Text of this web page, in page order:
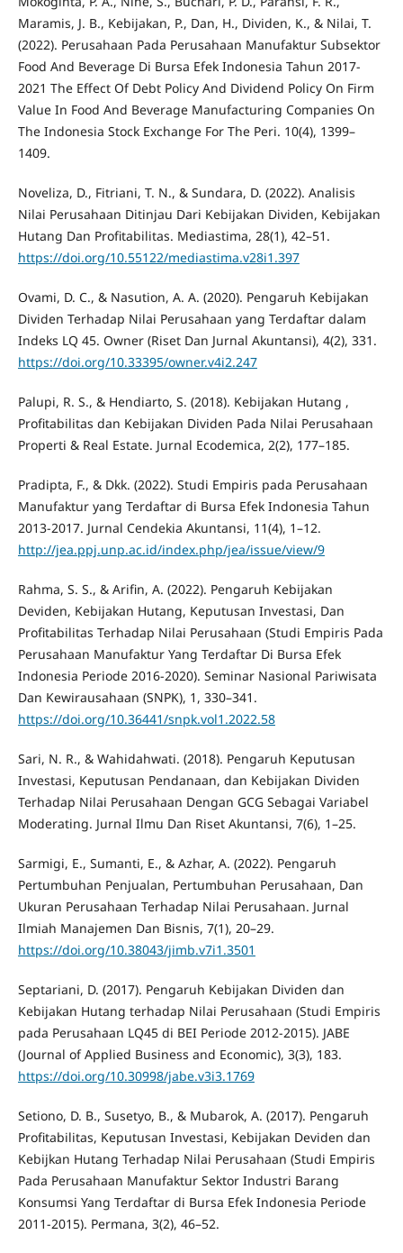
Maramis, J. B., Kebijakan, P., Dan, H., Dividen, K., & Nilai, T.
(2022). Perusahaan Pada Perusahaan Manufaktur Subsektor
Food And Beverage Di Bursa Efek Indonesia Tahun 2017-
2021 The Effect Of Debt Policy And Dividend Policy On Firm
Value In Food And Beverage Manufacturing Companies On
The Indonesia Stock Exchange For The Peri. 10(4), 1399–
1409.
Noveliza, D., Fitriani, T. N., & Sundara, D. (2022). Analisis
Nilai Perusahaan Ditinjau Dari Kebijakan Dividen, Kebijakan
Hutang Dan Profitabilitas. Mediastima, 28(1), 42–51.
https://doi.org/10.55122/mediastima.v28i1.397
Ovami, D. C., & Nasution, A. A. (2020). Pengaruh Kebijakan
Dividen Terhadap Nilai Perusahaan yang Terdaftar dalam
Indeks LQ 45. Owner (Riset Dan Jurnal Akuntansi), 4(2), 331.
https://doi.org/10.33395/owner.v4i2.247
Palupi, R. S., & Hendiarto, S. (2018). Kebijakan Hutang ,
Profitabilitas dan Kebijakan Dividen Pada Nilai Perusahaan
Properti & Real Estate. Jurnal Ecodemica, 2(2), 177–185.
Pradipta, F., & Dkk. (2022). Studi Empiris pada Perusahaan
Manufaktur yang Terdaftar di Bursa Efek Indonesia Tahun
2013-2017. Jurnal Cendekia Akuntansi, 11(4), 1–12.
http://jea.ppj.unp.ac.id/index.php/jea/issue/view/9
Rahma, S. S., & Arifin, A. (2022). Pengaruh Kebijakan
Deviden, Kebijakan Hutang, Keputusan Investasi, Dan
Profitabilitas Terhadap Nilai Perusahaan (Studi Empiris Pada
Perusahaan Manufaktur Yang Terdaftar Di Bursa Efek
Indonesia Periode 2016-2020). Seminar Nasional Pariwisata
Dan Kewirausahaan (SNPK), 1, 330–341.
https://doi.org/10.36441/snpk.vol1.2022.58
Sari, N. R., & Wahidahwati. (2018). Pengaruh Keputusan
Investasi, Keputusan Pendanaan, dan Kebijakan Dividen
Terhadap Nilai Perusahaan Dengan GCG Sebagai Variabel
Moderating. Jurnal Ilmu Dan Riset Akuntansi, 7(6), 1–25.
Sarmigi, E., Sumanti, E., & Azhar, A. (2022). Pengaruh
Pertumbuhan Penjualan, Pertumbuhan Perusahaan, Dan
Ukuran Perusahaan Terhadap Nilai Perusahaan. Jurnal
Ilmiah Manajemen Dan Bisnis, 7(1), 20–29.
https://doi.org/10.38043/jimb.v7i1.3501
Septariani, D. (2017). Pengaruh Kebijakan Dividen dan
Kebijakan Hutang terhadap Nilai Perusahaan (Studi Empiris
pada Perusahaan LQ45 di BEI Periode 2012-2015). JABE
(Journal of Applied Business and Economic), 3(3), 183.
https://doi.org/10.30998/jabe.v3i3.1769
Setiono, D. B., Susetyo, B., & Mubarok, A. (2017). Pengaruh
Profitabilitas, Keputusan Investasi, Kebijakan Deviden dan
Kebijkan Hutang Terhadap Nilai Perusahaan (Studi Empiris
Pada Perusahaan Manufaktur Sektor Industri Barang
Konsumsi Yang Terdaftar di Bursa Efek Indonesia Periode
2011-2015). Permana, 3(2), 46–52.